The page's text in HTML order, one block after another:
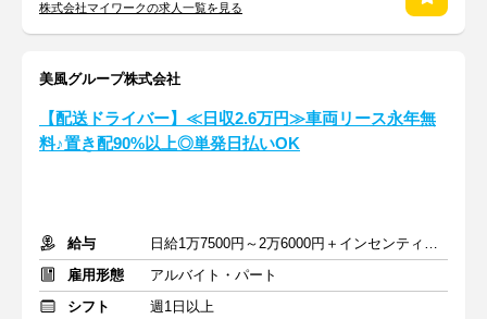
株式会社マイワークの求人一覧を見る
美風グループ株式会社
【配送ドライバー】≪日収2.6万円≫車両リース永年無
料♪置き配90%以上◎単発日払いOK
給与
日給1万7500円～2万6000円＋インセンティブあり
雇用形態
アルバイト・パート
シフト
週1日以上